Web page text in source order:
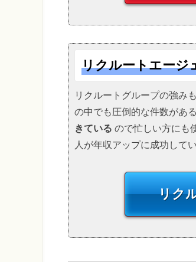
リクルートエージ
リクルートグループの強み
の中でも圧倒的な件数があ
きている ので忙しい方にも
人が年収アップに成功してい
リク